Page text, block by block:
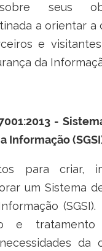
sobre seus
a orientar a
e
da
-
Informação
para criar,
um Sistema
(SGSI).
e
da